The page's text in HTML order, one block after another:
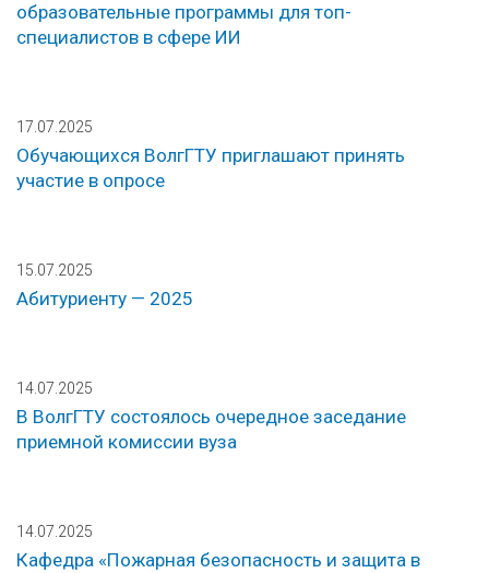
образовательные программы для топ-
специалистов в сфере ИИ
17.07.2025
Обучающихся ВолгГТУ приглашают принять
участие в опросе
15.07.2025
Абитуриенту — 2025
14.07.2025
В ВолгГТУ состоялось очередное заседание
приемной комиссии вуза
14.07.2025
Кафедра «Пожарная безопасность и защита в